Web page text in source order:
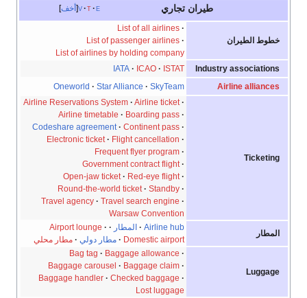
أخف v t e طيران تجاري
خطوط الطيران
List of all airlines·
List of passenger airlines·
List of airlines by holding company
Industry associations
IATA· ICAO· ISTAT
Airline alliances
Oneworld · Star Alliance · SkyTeam
Ticketing
Airline Reservations System· Airline ticket·
Airline timetable · Boarding pass·
Codeshare agreement· Continent pass·
Electronic ticket· Flight cancellation ·
Frequent flyer program·
Government contract flight·
Open-jaw ticket· Red-eye flight·
Round-the-world ticket· Standby·
Travel agency· Travel search engine ·
Warsaw Convention
المطار
Airline hub
· المطار ·
Airport lounge ·
Domestic airport
· مطار دولي · مطار محلي
Luggage
Bag tag · Baggage allowance ·
Baggage carousel · Baggage claim·
Baggage handler· Checked baggage ·
Lost luggage